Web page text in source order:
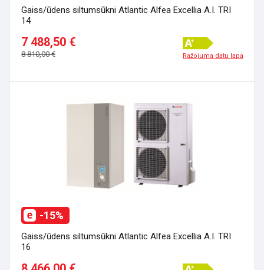
Gaiss/ūdens siltumsūkni Atlantic Alfea Excellia A.I. TRI
14
7 488,50 €
8 810,00 € Ražojuma datu lapa
Gaiss/ūdens siltumsūkni Atlantic Alfea Excellia A.I. TRI
16
-15%